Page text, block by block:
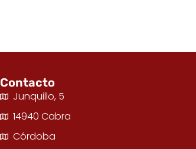
Contacto
Junquillo, 5
14940 Cabra
Córdoba